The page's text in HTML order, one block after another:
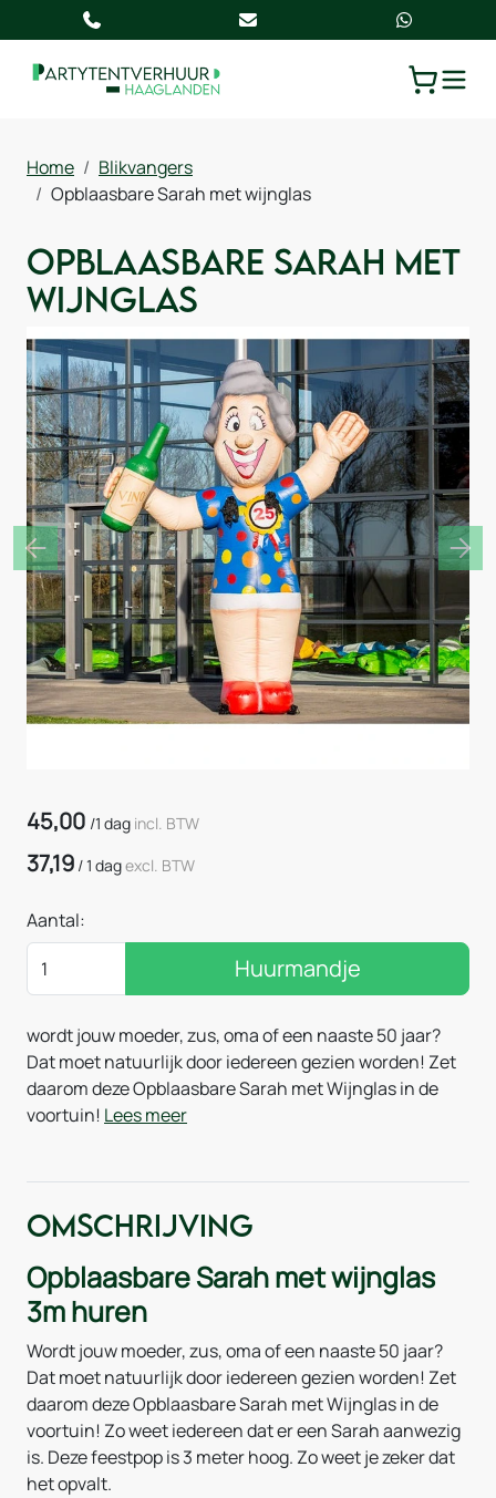
Home
Blikvangers
Opblaasbare Sarah met wijnglas
Opblaasbare Sarah met
wijnglas
Previous Next
45,00 /1 dag incl. BTW
37,19 /1 dagexcl. BTW
Aantal:
Huurmandje
wordt jouw moeder, zus, oma of een naaste 50 jaar?
Dat moet natuurlijk door iedereen gezien worden! Zet
daarom deze Opblaasbare Sarah met Wijnglas in de
voortuin! Lees meer
Omschrijving
Opblaasbare Sarah met wijnglas
3m huren
Wordt jouw moeder, zus, oma of een naaste 50 jaar?
Dat moet natuurlijk door iedereen gezien worden! Zet
daarom deze Opblaasbare Sarah met Wijnglas in de
voortuin! Zo weet iedereen dat er een Sarah aanwezig
is. Deze feestpop is 3 meter hoog. Zo weet je zeker dat
het opvalt.